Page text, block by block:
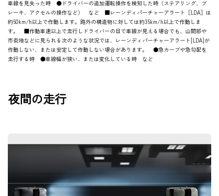
車線を見失った時 ●ドライバーの追加運転操作を検知した時（ステアリング、ブ
レーキ、アクセルの操作など） など ■レーンディパーチャーアラート［LDA］は
約50km/h以上で作動します。路外の構造物に対しては約35km/h以上で作動しま
す。 ■作動車速以上で走行しドライバーの目で車線が見える場合でも、山間部や
市街地などに見られる次のような状況では、レーンディパーチャーアラート[LDA]が
作動しない、または安定して作動しない場合があります。 ●急カーブや急勾配を
走行する時 ●車線幅が狭い、または変化している時 など
夜間の走行